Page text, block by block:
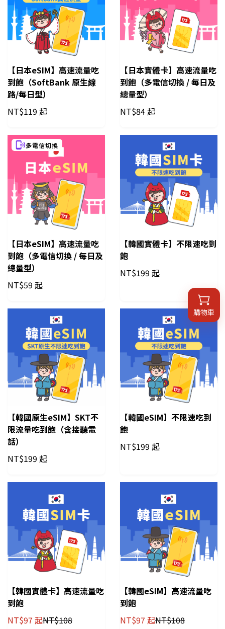
【日本eSIM】高速流量吃
到飽（SoftBank 原生線
路/每日型）
NT$119 起
【日本實體卡】高速流量吃
到飽（多電信切換 / 每日及
總量型）
NT$84 起
多電信切換
【日本eSIM】高速流量吃
到飽（多電信切換 / 每日及
總量型）
NT$59 起
【韓國實體卡】不限速吃到
飽
NT$199 起
【韓國原生eSIM】SKT不
限流量吃到飽（含接聽電
話）
NT$199 起
【韓國eSIM】不限速吃到
飽
NT$199 起
【韓國實體卡】高速流量吃
到飽
NT$97 起NT$108
【韓國eSIM】高速流量吃
到飽
NT$97 起NT$108
購物車